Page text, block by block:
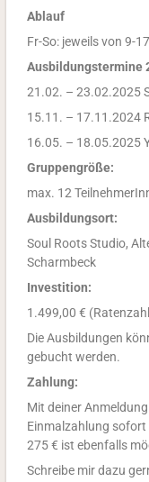
Ablauf
Fr-So: jeweils von 9-
Ausbildungstermine
21.02. – 23.02.2025
15.11. – 17.11.2024
16.05. – 18.05.2025
Gruppengröße:
max. 12
Ausbildungsort:
Soul Roots Studio,
Scharmbeck
Investition:
1.499,00 €
Die Ausbildungen
gebucht werden.
Zahlung:
Mit deiner
Einmalzahlung sofort
275 € ist ebenfalls
Schreibe mir dazu